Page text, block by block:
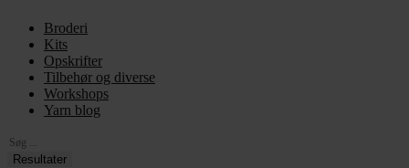
Broderi
Kits
Opskrifter
Tilbehør og diverse
Workshops
Yarn blog
Search
...Resultater